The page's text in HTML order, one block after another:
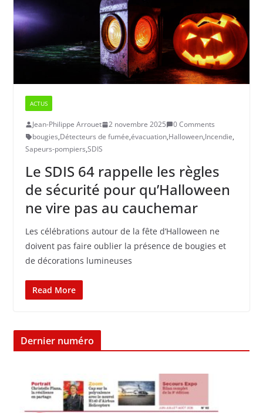
ACTUS
Jean-Philippe Arrouet 2 novembre 2025
0 Comments
bougies,Détecteurs de fumée,évacuation,Halloween,Incendie,
Sapeurs-pompiers,SDIS
Le SDIS 64 rappelle les règles
de sécurité pour qu’Halloween
ne vire pas au cauchemar
Les célébrations autour de la fête d’Halloween ne
doivent pas faire oublier la présence de bougies et
de décorations lumineuses
Read More
Dernier numéro